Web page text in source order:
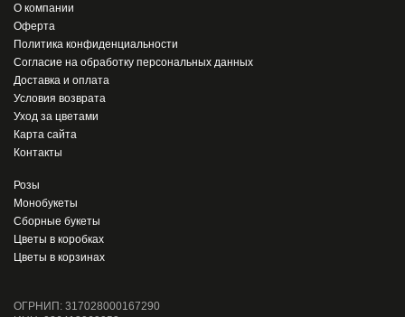
О компании
Оферта
Политика конфиденциальности
Согласие на обработку персональных данных
Доставка и оплата
Условия возврата
Уход за цветами
Карта сайта
Контакты
Розы
Монобукеты
Сборные букеты
Цветы в коробках
Цветы в корзинах
ОГРНИП: 317028000167290